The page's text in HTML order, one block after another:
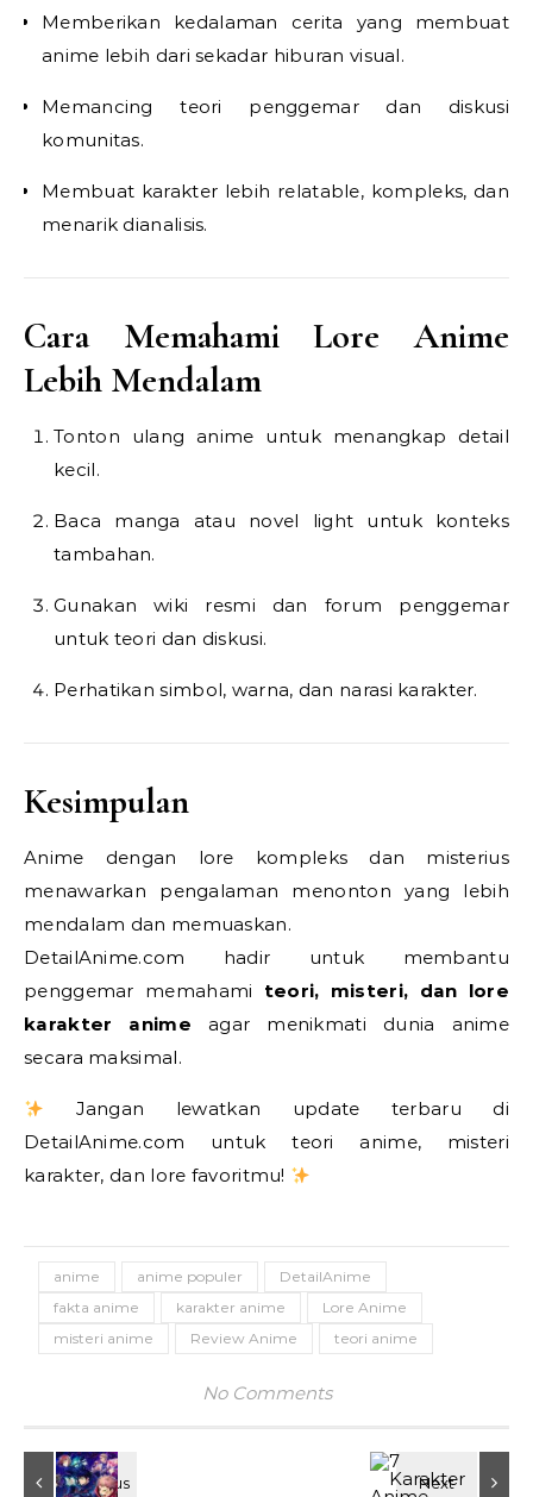
Memberikan kedalaman cerita yang membuat
anime lebih dari sekadar hiburan visual.
Memancing teori penggemar dan diskusi
komunitas.
Membuat karakter lebih relatable, kompleks, dan
menarik dianalisis.
Cara Memahami Lore Anime
Lebih Mendalam
Tonton ulang anime untuk menangkap detail
kecil.
Baca manga atau novel light untuk konteks
tambahan.
Gunakan wiki resmi dan forum penggemar
untuk teori dan diskusi.
Perhatikan simbol, warna, dan narasi karakter.
Kesimpulan
Anime dengan lore kompleks dan misterius
menawarkan pengalaman menonton yang lebih
mendalam dan memuaskan.
DetailAnime.com hadir untuk membantu
penggemar memahami teori, misteri, dan lore
karakter anime agar menikmati dunia anime
secara maksimal.
Jangan lewatkan update terbaru di
DetailAnime.com untuk teori anime, misteri
karakter, dan lore favoritmu!
anime anime populer
DetailAnime
fakta anime
karakter anime
Lore Anime
misteri anime
Review Anime teori anime
No Comments